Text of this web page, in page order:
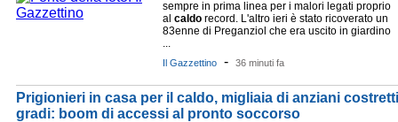
sempre in prima linea per i malori legati proprio
al caldo record. L'altro ieri è stato ricoverato un
83enne di Preganziol che era uscito in giardino
...
Il Gazzettino - 36 minuti fa
Prigionieri in casa per il caldo, migliaia di anziani
gradi: boom di accessi al pronto soccorso